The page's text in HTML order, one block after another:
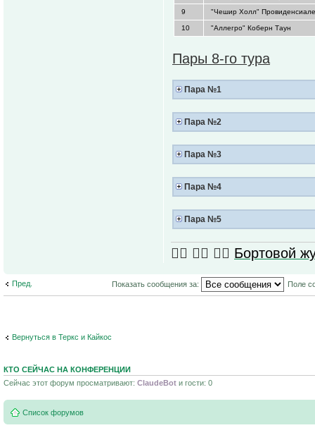
9 "Чешир Холл"
10 "Аллегро" Коберн Таун
Пары 8-го тура
Пара №1
Пара №2
Пара №3
Пара №4
Пара №5
🏴‍☠️ 🏴‍☠️ 🏴‍☠️ Бортовой
Пред. Показать сообщения за: Поле
Вернуться в Теркс и Кайкос
КТО СЕЙЧАС НА КОНФЕРЕНЦИИ
Сейчас этот форум просматривают: ClaudeBot и гости: 0
Список форумов